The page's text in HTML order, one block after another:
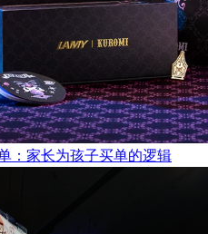
：家长为孩子买单的逻辑